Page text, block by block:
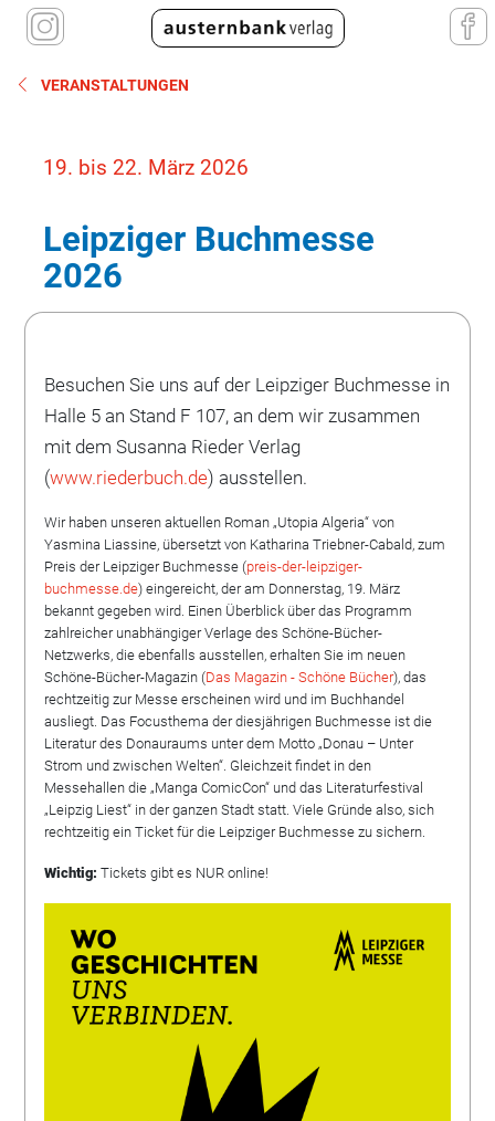
VERANSTALTUNGEN
19. bis 22. März 2026
Leipziger Buchmesse
2026
Besuchen Sie uns auf der Leipziger Buchmesse in
Halle 5 an Stand F 107, an dem wir zusammen
mit dem Susanna Rieder Verlag
(www.riederbuch.de) ausstellen.
Wir haben unseren aktuellen Roman „Utopia Algeria“ von
Yasmina Liassine, übersetzt von Katharina Triebner-Cabald, zum
Preis der Leipziger Buchmesse (preis-der-leipziger-
buchmesse.de) eingereicht, der am Donnerstag, 19. März
bekannt gegeben wird. Einen Überblick über das Programm
zahlreicher unabhängiger Verlage des Schöne-Bücher-
Netzwerks, die ebenfalls ausstellen, erhalten Sie im neuen
Schöne-Bücher-Magazin (Das Magazin - Schöne Bücher), das
rechtzeitig zur Messe erscheinen wird und im Buchhandel
ausliegt. Das Focusthema der diesjährigen Buchmesse ist die
Literatur des Donauraums unter dem Motto „Donau – Unter
Strom und zwischen Welten“. Gleichzeit findet in den
Messehallen die „Manga ComicCon“ und das Literaturfestival
„Leipzig Liest“ in der ganzen Stadt statt. Viele Gründe also, sich
rechtzeitig ein Ticket für die Leipziger Buchmesse zu sichern.
Wichtig: Tickets gibt es NUR online!